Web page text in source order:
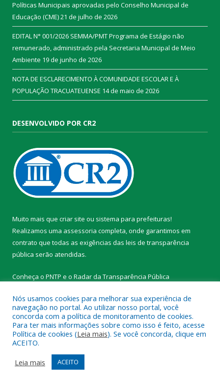
Políticas Municipais aprovadas pelo Conselho Municipal de
Educação (CME)21 de julho de 2026
EDITAL N° 001/2026 SEMMA/PMT Programa de Estágio não
remunerado, administrado pela Secretaria Municipal de Meio
Ambiente 19 de junho de 2026
NOTA DE ESCLARECIMENTO À COMUNIDADE ESCOLAR E À
POPULAÇÃO TRACUATEUENSE 14 de maio de 2026
DESENVOLVIDO POR CR2
Muito mais que criar site ou sistema para prefeituras!
Realizamos uma assessoria completa, onde garantimos em
contrato que todas as exigências das leis de transparência
pública serão atendidas.
Conheça o PNTP e o Radar da Transparência Pública
Todos os direitos reservados a Prefeitura Municipal de
Tracuateua.
Mapa do Site
Acessar Área Administrativa
Acessar Webmail
Nós usamos cookies para melhorar sua experiência de
navegação no portal. Ao utilizar nosso portal, você
concorda com a política de monitoramento de cookies.
Para ter mais informações sobre como isso é feito, acesse
Política de cookies (Leia mais). Se você concorda, clique em
ACEITO.
Leia mais
ACEITO